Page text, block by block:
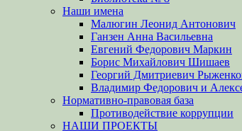
Наши имена
Малюгин Леонид Антонович
Ганзен Анна Васильевна
Евгений Федорович Маркин
Борис Михайлович Шишаев
Георгий Дмитриевич
Владимир Федорович и
Нормативно-правовая база
Противодействие коррупции
НАШИ ПРОЕКТЫ